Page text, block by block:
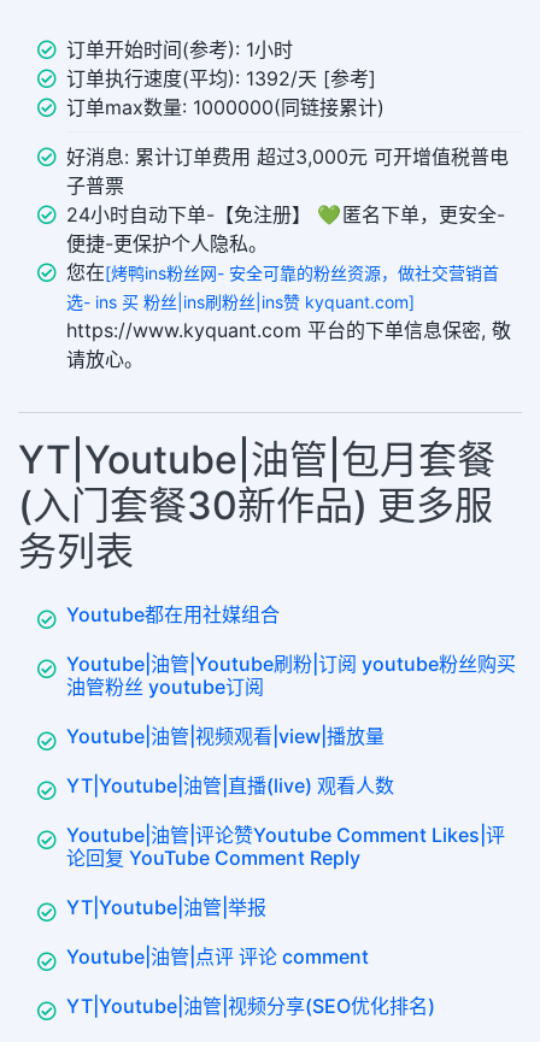
订单开始时间(参考): 1小时
订单执行速度(平均): 1392/天 [参考]
订单max数量: 1000000(同链接累计)
好消息: 累计订单费用 超过3,000元 可开增值税普电
子普票
24小时自动下单-【免注册】 💚 匿名下单，更安全-
便捷-更保护个人隐私。
您在[烤鸭ins粉丝网- 安全可靠的粉丝资源，做社交营销首
选- ins 买 粉丝|ins刷粉丝|ins赞 kyquant.com]
https://www.kyquant.com 平台的下单信息保密, 敬
请放心。
YT|Youtube|油管|包月套餐
(入门套餐30新作品) 更多服
务列表
Youtube都在用社媒组合
Youtube|油管|Youtube刷粉|订阅 youtube粉丝购买
油管粉丝 youtube订阅
Youtube|油管|视频观看|view|播放量
YT|Youtube|油管|直播(live) 观看人数
Youtube|油管|评论赞Youtube Comment Likes|评
论回复 YouTube Comment Reply
YT|Youtube|油管|举报
Youtube|油管|点评 评论 comment
YT|Youtube|油管|视频分享(SEO优化排名)